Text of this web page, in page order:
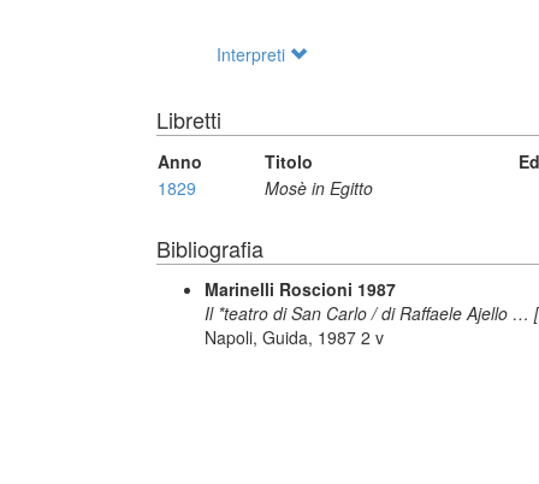
Interpreti
Libretti
Anno Titolo
1829
Mosè in Egitto
Bibliografia
Marinelli Roscioni 1987
Il *teatro di San Carlo / di Raffaele Ajello …
Napoli, Guida, 1987 2 v